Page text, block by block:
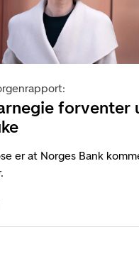
forventer
er at Norges Bank